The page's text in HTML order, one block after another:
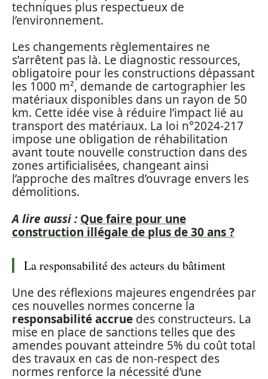
techniques plus respectueux de
l’environnement.
Les changements règlementaires ne
s’arrêtent pas là. Le diagnostic ressources,
obligatoire pour les constructions dépassant
les 1000 m², demande de cartographier les
matériaux disponibles dans un rayon de 50
km. Cette idée vise à réduire l’impact lié au
transport des matériaux. La loi n°2024-217
impose une obligation de réhabilitation
avant toute nouvelle construction dans des
zones artificialisées, changeant ainsi
l’approche des maîtres d’ouvrage envers les
démolitions.
A lire aussi : Que faire pour une
construction illégale de plus de 30 ans ?
La responsabilité des acteurs du bâtiment
Une des réflexions majeures engendrées par
ces nouvelles normes concerne la
responsabilité accrue des constructeurs. La
mise en place de sanctions telles que des
amendes pouvant atteindre 5% du coût total
des travaux en cas de non-respect des
normes renforce la nécessité d’une